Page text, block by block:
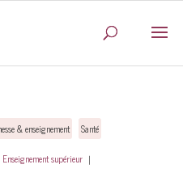
& enseignement Santé
Enseignement supérieur ｜